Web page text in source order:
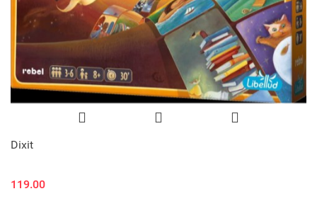
Dixit
119.00